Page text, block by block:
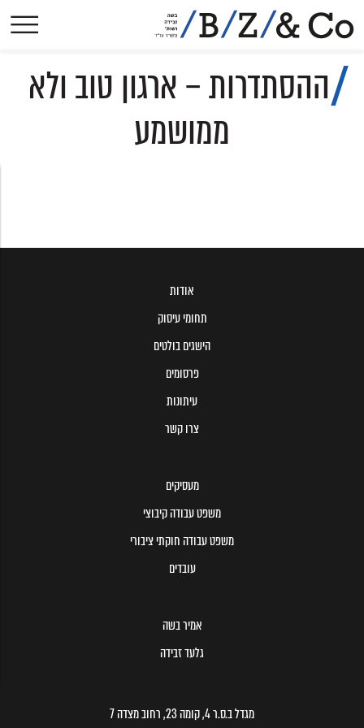
תחומי עיסוק
הישגים בולטים
פסקי-דין
צרו קשר
ההסתדרות – ארגון טוב ולא
ממושמע
אודות
תחומי עיסוק
הישגים בולטים
פרסומים
עיתונות
צרו קשר
מעסיקים
משפט עבודה קיבוצי
משפט עבודה חוקתי ציבורי
עובדים
אמיר בשה
גלעד זבידה
מגדל ב.ס.ר 4, קומה 23, רחוב מצדה 7